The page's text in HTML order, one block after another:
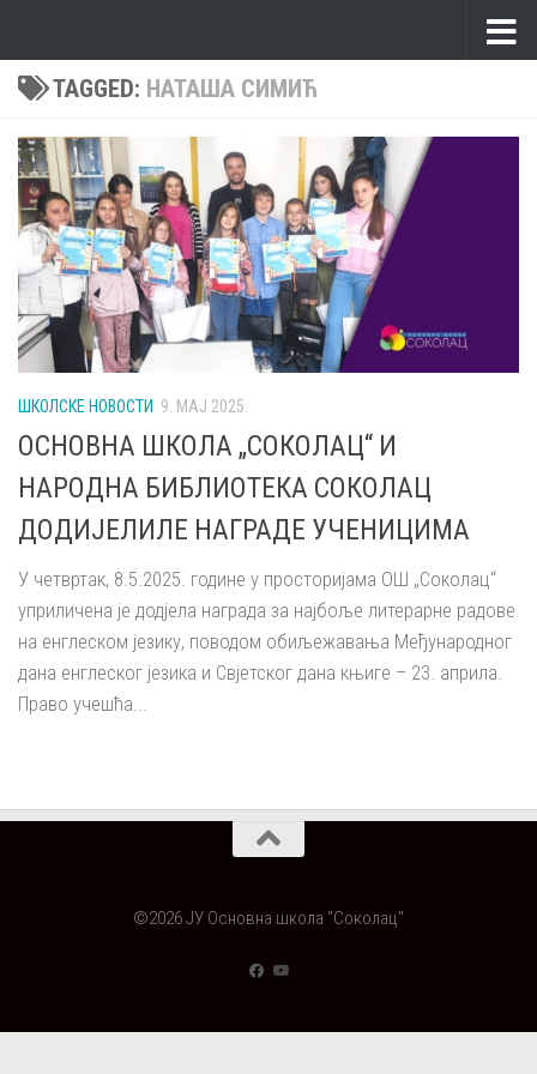
TAGGED: НАТАША СИМИЋ
ШКОЛСКЕ НОВОСТИ 9. МАЈ 2025.
ОСНОВНА ШКОЛА „СОКОЛАЦ“ И
НАРОДНА БИБЛИОТЕКА СОКОЛАЦ
ДОДИЈЕЛИЛЕ НАГРАДЕ УЧЕНИЦИМА
У четвртак, 8.5.2025. године у просторијама ОШ „Соколац“
уприличена је додјела награда за најбоље литерарне радове
на енглеском језику, поводом обиљежавања Међународног
дана енглеског језика и Свјетског дана књиге – 23. априла.
Право учешћа...
©2026 ЈУ Основна школа "Соколац"